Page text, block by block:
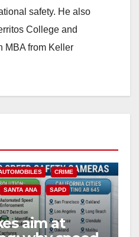
safety. He also
College and
MBA from Keller
CRIME
SANTA ANA SAPD
aim at